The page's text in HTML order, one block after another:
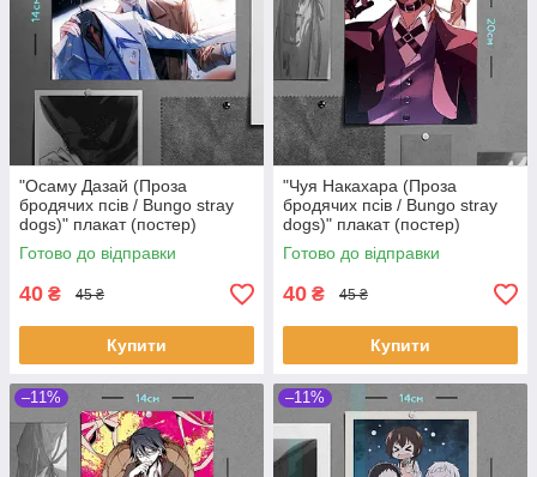
"Осаму Дазай (Проза
бродячих псів / Bungo stray
dogs)" плакат (постер)
розміром А5 (20х14см)
Готово до відправки
40 ₴ 45 ₴
Купити
"Чуя Накахара (Проза
бродячих псів / Bungo stray
dogs)" плакат (постер)
розміром А5 (14х20см)
Готово до відправки
40 ₴ 45 ₴
Купити
–11% –11%